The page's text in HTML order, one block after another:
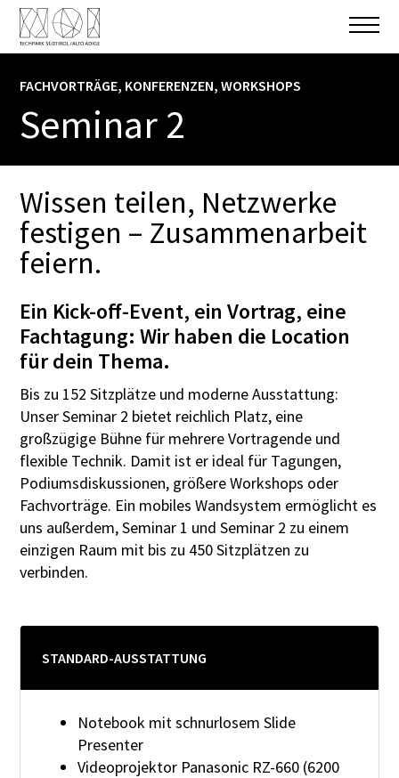
FACHVORTRÄGE, KONFERENZEN, WORKSHOPS
Seminar 2
Wissen teilen, Netzwerke
festigen – Zusammenarbeit
feiern.
Ein Kick-off-Event, ein Vortrag, eine
Fachtagung: Wir haben die Location
für dein Thema.
Bis zu 152 Sitzplätze und moderne Ausstattung:
Unser Seminar 2 bietet reichlich Platz, eine
großzügige Bühne für mehrere Vortragende und
flexible Technik. Damit ist er ideal für Tagungen,
Podiumsdiskussionen, größere Workshops oder
Fachvorträge. Ein mobiles Wandsystem ermöglicht es
uns außerdem, Seminar 1 und Seminar 2 zu einem
einzigen Raum mit bis zu 450 Sitzplätzen zu
verbinden.
STANDARD-AUSSTATTUNG
Notebook mit schnurlosem Slide
Presenter
Videoprojektor Panasonic RZ-660 (6200
AUF EINEN BLICK
GEEIGNET FÜR
Konferenzen , Tagungen ,größere
Workshops
bis zu 152 Sitzplätze möglich
FLÄCHE
211 qm
FRAG UNS EINFACH!
Anfrage senden